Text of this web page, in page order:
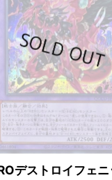
デストロイフェ